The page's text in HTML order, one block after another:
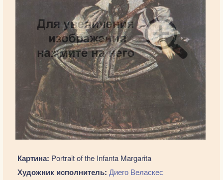
Картина: Portrait of the Infanta Margarita
Художник исполнитель: Диего Веласкес